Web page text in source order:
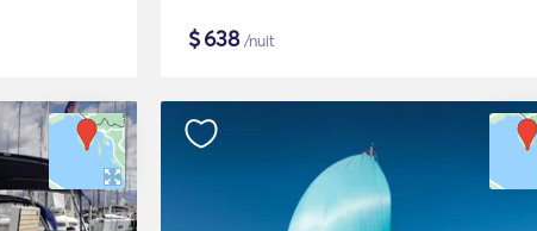
$638/nuit